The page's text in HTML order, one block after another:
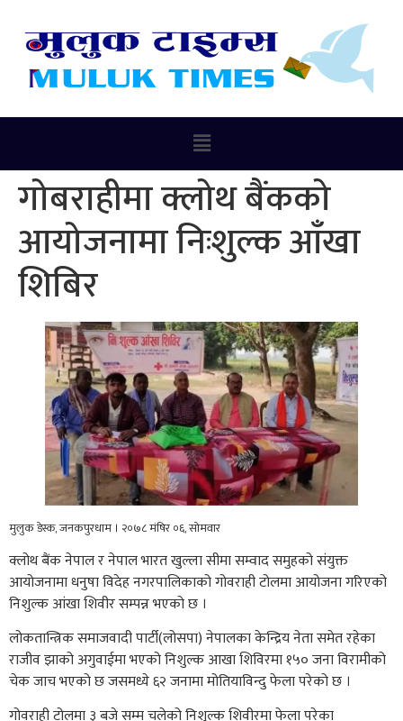
गोबराहीमा क्लोथ बैंकको
आयोजनामा निःशुल्क आँखा
शिबिर
मुलुक डेस्क, जनकपुरधाम । २०७८ मंषिर ०६, सोमवार
क्लोथ बैंक नेपाल र नेपाल भारत खुल्ला सीमा सम्वाद समुहको संयुक्त
आयोजनामा धनुषा विदेह नगरपालिकाको गोवराही टोलमा आयोजना गरिएको
निशुल्क आंखा शिवीर सम्पन्न भएको छ ।
लोकतान्त्रिक समाजवादी पार्टी(लोसपा) नेपालका केन्द्रिय नेता समेत रहेका
राजीव झाको अगुवाईमा भएको निशुल्क आखा शिविरमा १५० जना विरामीको
चेक जाच भएको छ जसमध्ये ६२ जनामा मोतियाविन्दु फेला परेको छ ।